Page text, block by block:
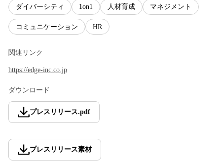
ダイバーシティ 1on1 人材育成 マネジメント
コミュニケーション HR
関連リンク
https://edge-inc.co.jp
ダウンロード
プレスリリース.pdf
プレスリリース素材